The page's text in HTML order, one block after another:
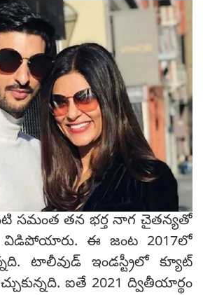
సమంత తన భర్త నాగ చైతన్యతో
విడిపోయారు. ఈ జంట 2017లో
టాలీవుడ్ ఇండస్ట్రీలో క్యూట్
ఐతే 2021 ద్వితీయార్థం